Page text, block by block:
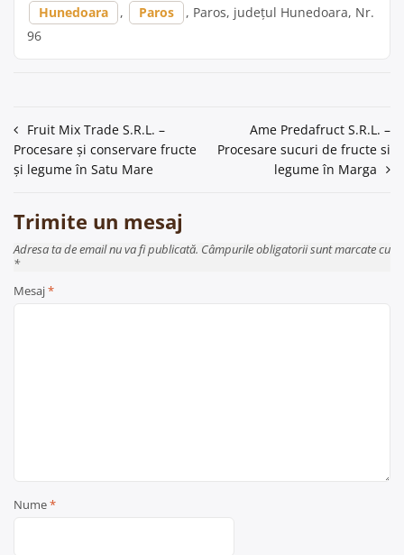
Hunedoara , Paros
, Paros, județul Hunedoara, Nr.
96
Navigare
în
Fruit Mix Trade S.R.L. –
Procesare și conservare fructe
și legume în Satu Mare
Ame Predafruct S.R.L. –
Procesare sucuri de fructe si
legume în Marga
Trimite un mesaj
Adresa ta de email nu va fi publicată. Câmpurile obligatorii sunt marcate cu
*
Mesaj*
Nume*